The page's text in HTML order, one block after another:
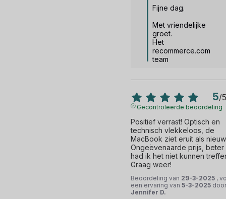
Fijne dag.
Met vriendelijke
groet.
Het
recommerce.com
team
5/5
Gecontroleerde beoordeling
Positief verrast! Optisch en
technisch vlekkeloos, de
MacBook ziet eruit als
Ongeëvenaarde prijs, beter
had ik het niet kunnen
Graag weer!
Beoordeling van 29-3-2025 ,
een ervaring van 5-3-2025 door
Jennifer D.